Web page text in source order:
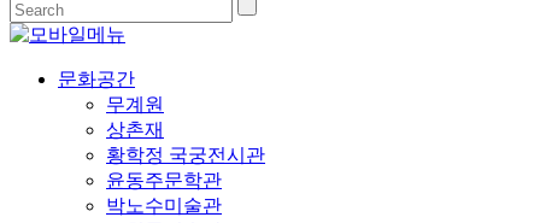
문화공간
무계원
상촌재
황학정 국궁전시관
윤동주문학관
박노수미술관